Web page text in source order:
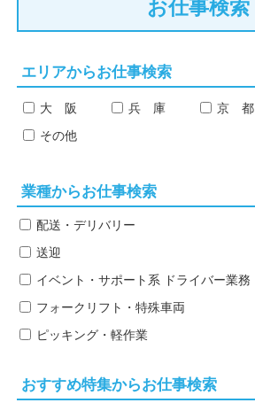
お仕事検索
エリアからお仕事検索
大 阪 兵 庫 京 都
その他
業種からお仕事検索
配送・デリバリー
送迎
イベント・サポート系 ドライバー業務
フォークリフト・特殊車両
ピッキング・軽作業
おすすめ特集からお仕事検索